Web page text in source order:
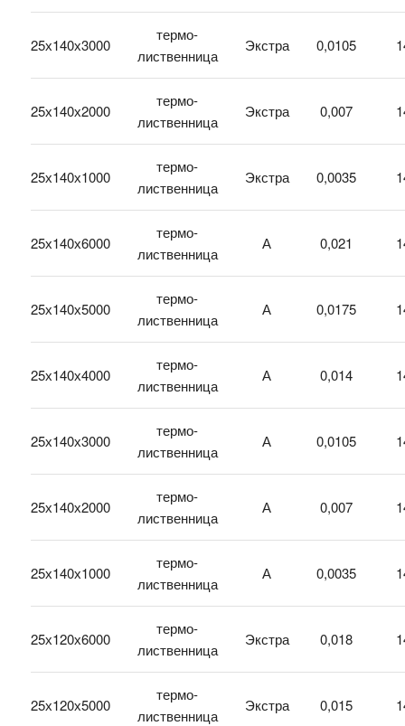
25х140х3000
термо-
лиственница
Экстра 0,0105
25х140х2000
термо-
лиственница
Экстра 0,007
25х140х1000
термо-
лиственница
Экстра 0,0035
25х140х6000
термо-
лиственница
А 0,021
25х140х5000
термо-
лиственница
А 0,0175
25х140х4000
термо-
лиственница
А 0,014
25х140х3000
термо-
лиственница
А 0,0105
25х140х2000
термо-
лиственница
А 0,007
25х140х1000
термо-
лиственница
А 0,0035
25х120х6000
термо-
лиственница
Экстра 0,018
25х120х5000
термо-
лиственница
Экстра 0,015